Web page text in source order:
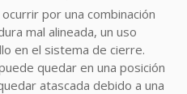
por una combinación
mal alineada, un uso
en el sistema de cierre.
quedar en una posición
atascada debido a una